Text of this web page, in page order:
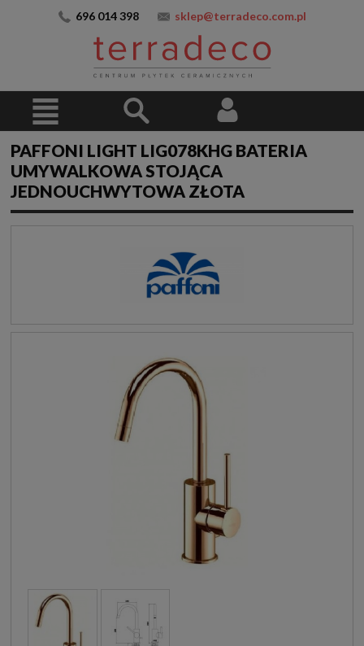
696 014 398 sklep@terradeco.com.pl
PAFFONI LIGHT LIG078KHG BATERIA
UMYWALKOWA STOJĄCA
JEDNOUCHWYTOWA ZŁOTA